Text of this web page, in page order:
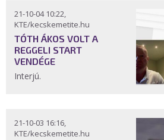
21-10-04 10:22,
KTE/kecskemetite.hu
TÓTH ÁKOS VOLT A
REGGELI START
VENDÉGE
Interjú.
21-10-03 16:16,
KTE/kecskemetite.hu